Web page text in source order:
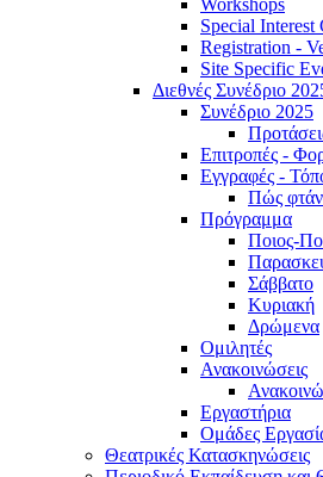
Workshops
Special Interest
Registration -
Site Specific
Διεθνές Συνέδριο
Συνέδριο 2025
Επιτροπές -
Εγγραφές -
Πώς
Πρόγραμμα
Ποιος-
Σάββατο
Κυριακή
Δρώμενα
Ομιλητές
Ανακοινώσεις
Εργαστήρια
Ομάδες
Θεατρικές Κατασκηνώσεις